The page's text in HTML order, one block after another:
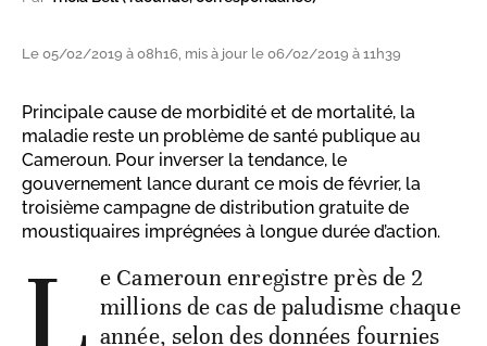
Le 05/02/2019 à 08h16, mis à jour le 06/02/2019 à 11h39
Principale cause de morbidité et de mortalité, la
maladie reste un problème de santé publique au
Cameroun. Pour inverser la tendance, le
gouvernement lance durant ce mois de février, la
troisième campagne de distribution gratuite de
moustiquaires imprégnées à longue durée d’action.
e Cameroun enregistre près de 2
millions de cas de paludisme chaque
année, selon des données fournies